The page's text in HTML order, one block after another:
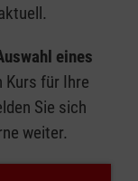
eines
Kurs für Ihre
Sie sich
weiter.